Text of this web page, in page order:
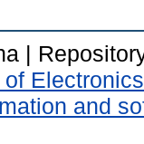
|
and